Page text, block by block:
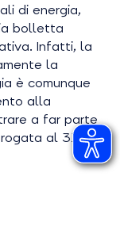
di energia,
bolletta
Infatti, la
la
è comunque
alla
a far parte
al 31